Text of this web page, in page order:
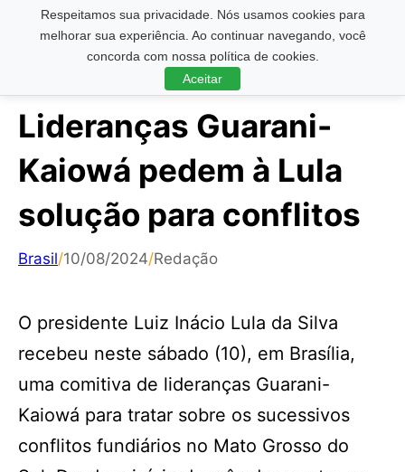
Respeitamos sua privacidade. Nós usamos cookies para
melhorar sua experiência. Ao continuar navegando, você
concorda com nossa política de cookies.
Aceitar
Pesquisar ...
Lideranças Guarani-
Kaiowá pedem à Lula
solução para conflitos
Brasil/10/08/2024/Redação
O presidente Luiz Inácio Lula da Silva
recebeu neste sábado (10), em Brasília,
uma comitiva de lideranças Guarani-
Kaiowá para tratar sobre os sucessivos
conflitos fundiários no Mato Grosso do